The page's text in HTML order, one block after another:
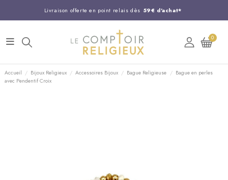
Livraison offerte en point relais dès 59€ d'achat*
Entreprise Française familiale
Support client disponible au 03 20 24 74 15
Commandez avant 14H, expédition le jour même !
0
Accueil Bijoux Religieux Accessoires Bijoux Bague Religieuse
Bague en perles
avec Pendentif Croix